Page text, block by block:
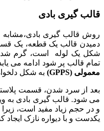
قالب گیری بادی
روش قالب گیری
دمیدن قالب یک قطعه، یک
شکل یک لوله است، گرم شده
تمام قالب پر شود ادامه می
معمولی (GPPS)
به شکل
بعد از سرد شدن، قسمت
می شود. قالب گیری بادی به
و در حجم زیاد مفید است،
یکدست و با دیواره نازک ایجاد